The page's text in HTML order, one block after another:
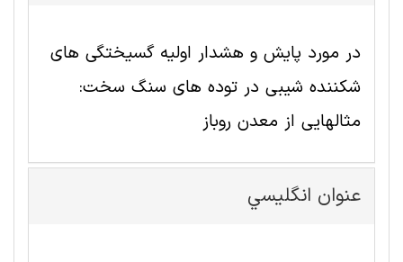
در مورد پایش و هشدار اولیه گسیختگی های
شکننده شیبی در توده های سنگ سخت:
مثالهایی از معدن روباز
عنوان انگليسي